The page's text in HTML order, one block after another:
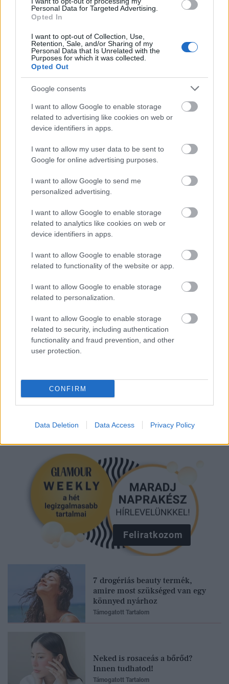
Personal Data for Targeted Advertising.
Opted In
I want to opt-out of Collection, Use,
Retention, Sale, and/or Sharing of my
Personal Data that Is Unrelated with the
Purposes for which it was collected.
Opted Out
Google consents
I want to allow Google to enable storage
related to advertising like cookies on web or
device identifiers in apps.
I want to allow my user data to be sent to
Google for online advertising purposes.
I want to allow Google to send me
personalized advertising.
I want to allow Google to enable storage
related to analytics like cookies on web or
device identifiers in apps.
I want to allow Google to enable storage
related to functionality of the website or app.
I want to allow Google to enable storage
related to personalization.
I want to allow Google to enable storage
related to security, including authentication
functionality and fraud prevention, and other
user protection.
CONFIRM
Data Deletion Data Access Privacy Policy
Messengeren
keresőben könnyebben megtaláld a
glamour.hu cikkeit
Kövesd a Glamour cikkeit aGoogle hírekbenis!
Feliratkozom
7 drogériás beauty termék,
amire most szükséged van egy
könnyed nyárhoz
Támogatott Tartalom
Neked is rosaceás a bőrőd?
Innen tudhatod!
Támogatott Tartalom